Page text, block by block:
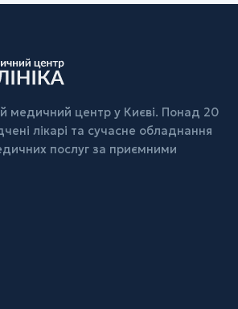
медичний центр у Києві. Понад 20
лікарі та сучасне обладнання
послуг за приємними